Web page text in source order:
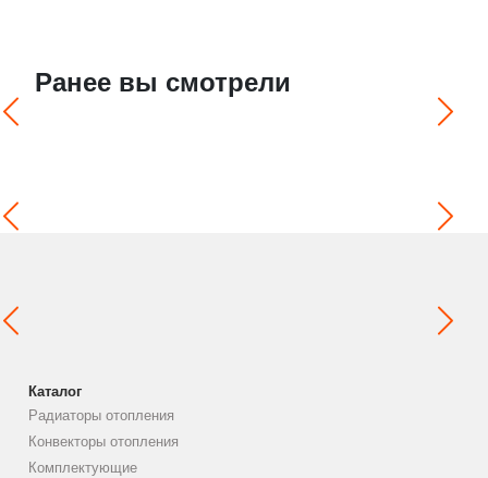
Ранее вы смотрели
Каталог
Радиаторы отопления
Конвекторы отопления
Комплектующие